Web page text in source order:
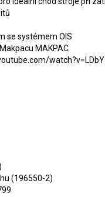
se systémem OIS
MAKPAC
(196550-2)